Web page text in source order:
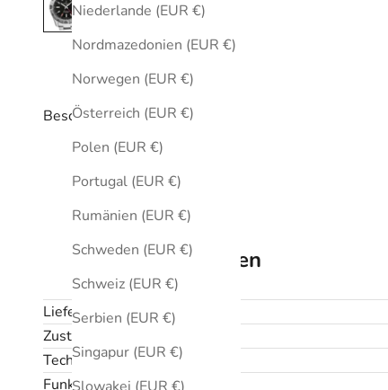
Niederlande (EUR €)
Nordmazedonien (EUR €)
Norwegen (EUR €)
Österreich (EUR €)
Polen (EUR €)
Portugal (EUR €)
Rumänien (EUR €)
Schweden (EUR €)
Schweiz (EUR €)
Serbien (EUR €)
Singapur (EUR €)
Beschreibung
Technische Daten
Lieferumfang
Zustand
Technische Daten
Funktionen